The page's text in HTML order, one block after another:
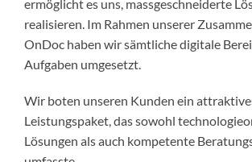
ermöglicht es uns, massgeschneiderte
realisieren. Im Rahmen unserer
OnDoc haben wir sämtliche digitale
Aufgaben umgesetzt.
Wir boten unseren Kunden ein
Leistungspaket, das sowohl
Lösungen als auch kompetente